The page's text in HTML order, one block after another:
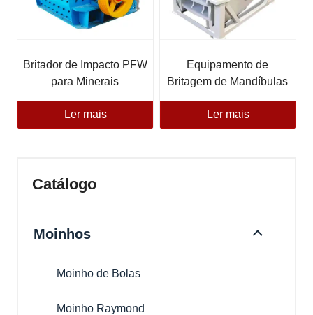
Britador de Impacto PFW
para Minerais
Ler mais
Equipamento de
Britagem de Mandíbulas
da Série C
Ler mais
Catálogo
Moinhos
Moinho de Bolas
Moinho Raymond